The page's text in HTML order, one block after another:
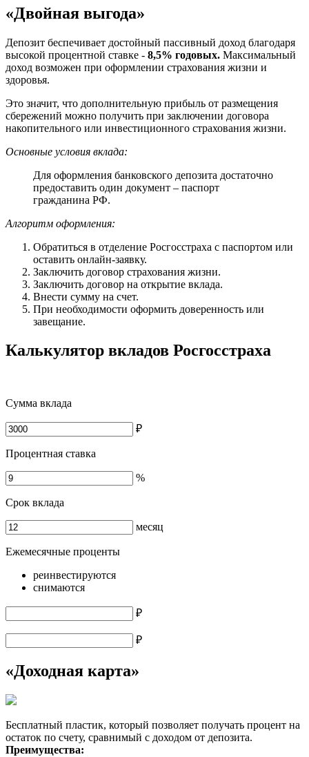
«Двойная выгода»
Депозит беспечивает достойный пассивный доход благодаря
высокой процентной ставке - 8,5% годовых. Максимальный
доход возможен при оформлении страхования жизни и
здоровья.
Это значит, что дополнительную прибыль от размещения
сбережений можно получить при заключении договора
накопительного или инвестиционного страхования жизни.
Основные условия вклада:
Для оформления банковского депозита достаточно
предоставить один документ – паспорт
гражданина РФ.
Алгоритм оформления:
Обратиться в отделение Росгосстраха с паспортом или
оставить онлайн-заявку.
Заключить договор страхования жизни.
Заключить договор на открытие вклада.
Внести сумму на счет.
При необходимости оформить доверенность или
завещание.
Калькулятор вкладов Росгосстраха
Cумма вклада
₽
Процентная ставка
%
Срок вклада
месяц
Ежемесячные проценты
реинвестируются
снимаются
₽
₽
«Доходная карта»
Бесплатный пластик, который позволяет получать процент на
остаток по счету, сравнимый с доходом от депозита.
Преимущества: